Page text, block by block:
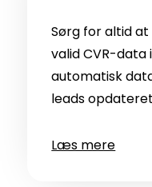
Sørg for altid
valid CVR-data
automatisk
leads
Læs mere